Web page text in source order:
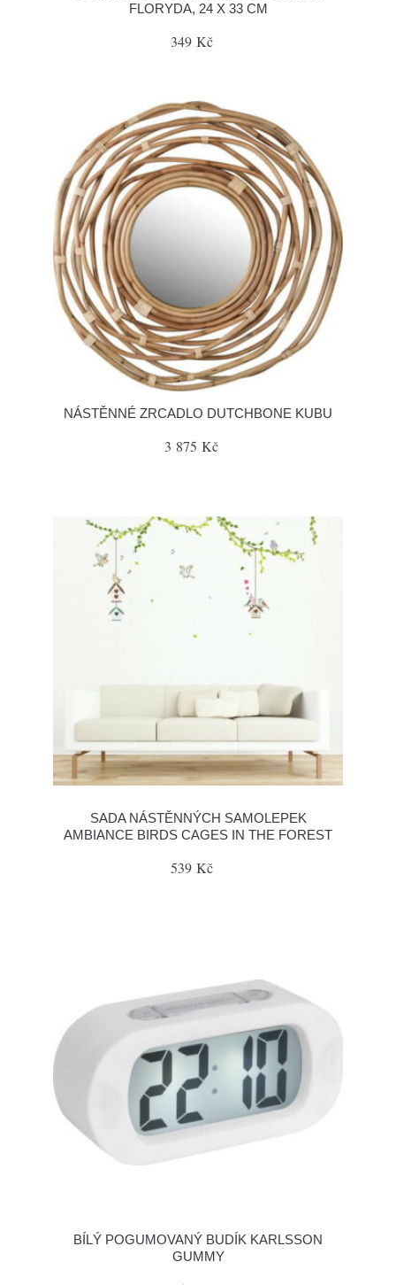
FLORYDA, 24 X 33 CM
349 Kč
NÁSTĚNNÉ ZRCADLO DUTCHBONE KUBU
3 875 Kč
SADA NÁSTĚNNÝCH SAMOLEPEK
AMBIANCE BIRDS CAGES IN THE FOREST
539 Kč
BÍLÝ POGUMOVANÝ BUDÍK KARLSSON
GUMMY